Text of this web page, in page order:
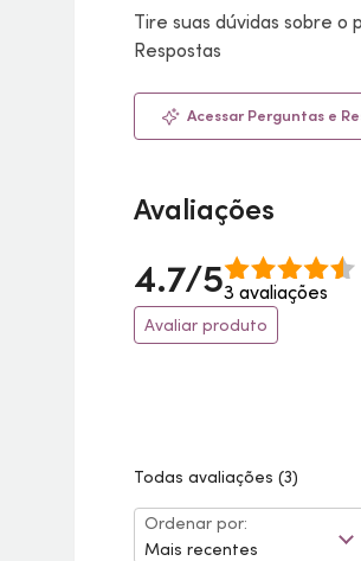
Tire suas dúvidas sobre
Respostas
Acessar Perguntas e
Avaliações
4.7/53 avaliações
Avaliar produto
Todas avaliações (3)
Ordenar por:
Mais recentes